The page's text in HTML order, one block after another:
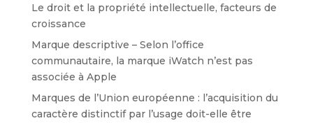
Le droit et la propriété intellectuelle, facteurs de
croissance
Marque descriptive – Selon l’office
communautaire, la marque iWatch n’est pas
associée à Apple
Marques de l’Union européenne : l’acquisition du
caractère distinctif par l’usage doit-elle être